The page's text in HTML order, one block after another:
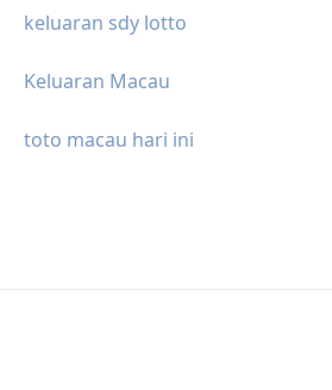
keluaran sdy lotto
Keluaran Macau
toto macau hari ini